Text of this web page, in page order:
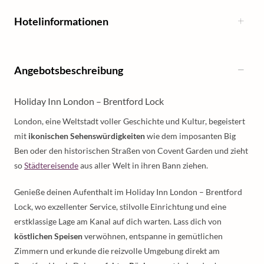
Hotelinformationen
Angebotsbeschreibung
Holiday Inn London – Brentford Lock
London, eine Weltstadt voller Geschichte und Kultur, begeistert
mit ikonischen Sehenswürdigkeitenwie dem imposanten Big
Ben oder den historischen Straßen von Covent Garden und zieht
soStädtereisendeaus aller Welt in ihren Bann ziehen.
Genieße deinen Aufenthalt im Holiday Inn London – Brentford
Lock, wo exzellenter Service, stilvolle Einrichtung und eine
erstklassige Lage am Kanal auf dich warten. Lass dich von
köstlichen Speisenverwöhnen, entspanne in gemütlichen
Zimmern und erkunde die reizvolle Umgebung direkt am